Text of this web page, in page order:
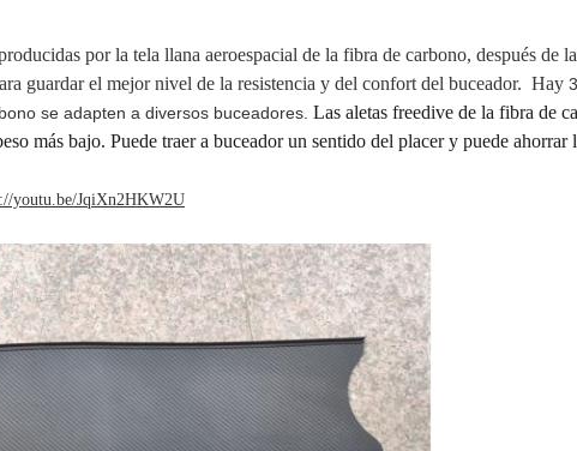
por la tela llana aeroespacial de la fibra de carbono, después de
guardar el mejor nivel de la resistencia y del confort del buceador. Hay
se adapten a diversos buceadores. Las aletas freedive de la fibra de
más bajo. Puede traer a buceador un sentido del placer y puede ahorrar
youtu.be/JqiXn2HKW2U